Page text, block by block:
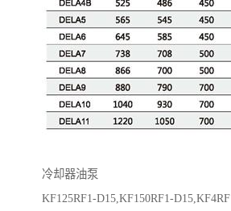
冷却器油泵
KF125RF1-D15,KF150RF1-